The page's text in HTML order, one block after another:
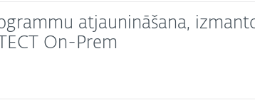
atjaunināšana,
On-Prem